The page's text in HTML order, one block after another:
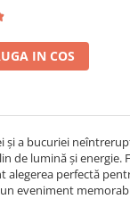
IN COS
și a bucuriei
de lumină și energie.
alegerea perfectă
eveniment